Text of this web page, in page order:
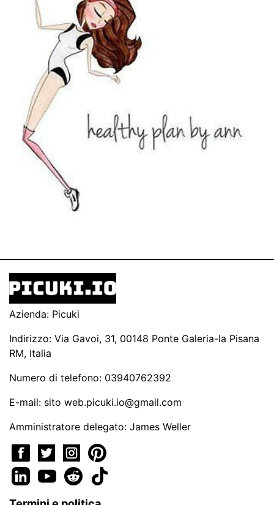
Azienda: Picuki
Indirizzo: Via Gavoi, 31, 00148 Ponte Galeria-la Pisana
RM, Italia
Numero di telefono: 03940762392
E-mail: sito web.picuki.io@gmail.com
Amministratore delegato: James Weller